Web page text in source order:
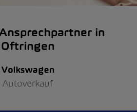
in
Oftringen
Volkswagen
Autoverkauf